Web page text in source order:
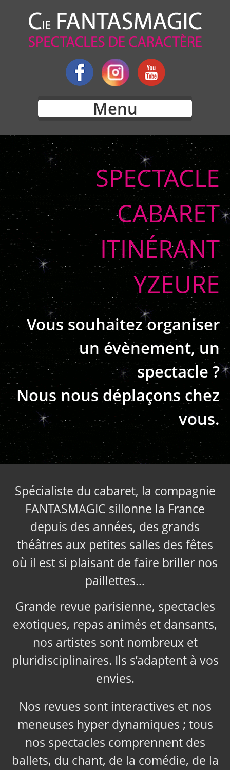
Menu
SPECTACLE
CABARET
ITINÉRANT
YZEURE
Vous souhaitez organiser
un évènement, un
spectacle ?
Nous nous déplaçons chez
vous.
Spécialiste du cabaret, la compagnie
FANTASMAGIC sillonne la France
depuis des années, des grands
théâtres aux petites salles des fêtes
où il est si plaisant de faire briller nos
paillettes…
Grande revue parisienne, spectacles
exotiques, repas animés et dansants,
nos artistes sont nombreux et
pluridisciplinaires. Ils s’adaptent à vos
envies.
Nos revues sont interactives et nos
meneuses hyper dynamiques ; tous
nos spectacles comprennent des
ballets, du chant, de la comédie, de la